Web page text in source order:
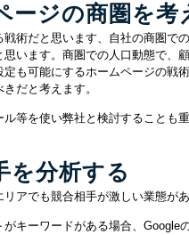
ージの商圏を考
戦術だと思います、自社の商圏で
思います。商圏での人口動態で、
も可能にするホームページの戦
だと考えます。
等を使い弊社と検討することも
を分析する
アでも競合相手が激しい業態があ
がキーワードがある場合、Google